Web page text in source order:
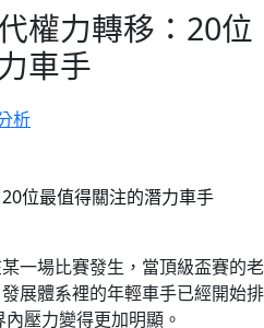
權力轉移：20位
車手
析
位最值得關注的潛力車手
一場比賽發生，當頂級盃賽的老
展體系裡的年輕車手已經開始排
壓力變得更加明顯。